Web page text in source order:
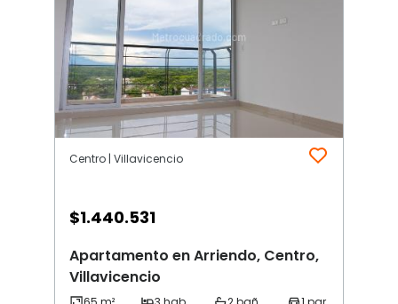
Centro | Villavicencio
$1.440.531
Apartamento en Arriendo, Centro,
Villavicencio